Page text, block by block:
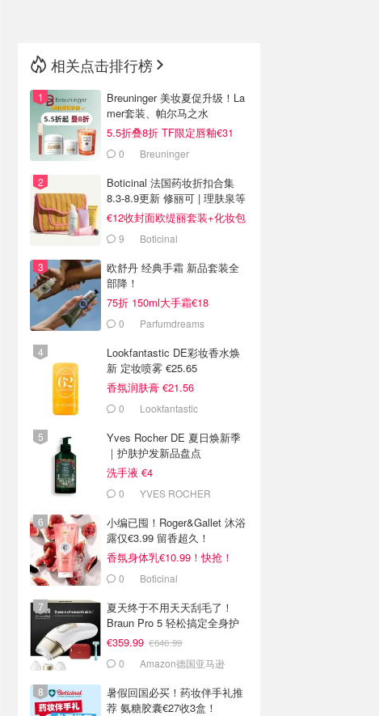
相关点击排行榜
Breuninger 美妆夏促升级！La
mer套装、帕尔马之水
5.5折叠8折 TF限定唇釉€31
0 Breuninger
Boticinal 法国药妆折扣合集
8.3-8.9更新 修丽可 | 理肤泉等
€12收封面欧缇丽套装+化妆包
9 Boticinal
欧舒丹 经典手霜 新品套装全
部降！
75折 150ml大手霜€18
0 Parfumdreams
Lookfantastic DE彩妆香水焕
新 定妆喷雾 €25.65
香氛润肤膏 €21.56
0 Lookfantastic
Yves Rocher DE 夏日焕新季
｜护肤护发新品盘点
洗手液 €4
0 YVES ROCHER
小编已囤！Roger&Gallet 沐浴
露仅€3.99 留香超久！
香氛身体乳€10.99！快抢！
0 Boticinal
夏天终于不用天天刮毛了！
Braun Pro 5 轻松搞定全身护
理
€359.99 €646.99
0 Amazon德国亚马逊
暑假回国必买！药妆伴手礼推
荐 氨糖胶囊€27收3盒！